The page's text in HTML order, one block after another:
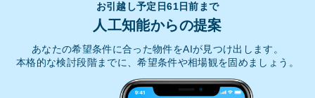
お引越し予定日61日前まで
人工知能からの提案
あなたの希望条件に合った物件をAIが見つけ出します。
本格的な検討段階までに、希望条件や相場観を固めましょう。